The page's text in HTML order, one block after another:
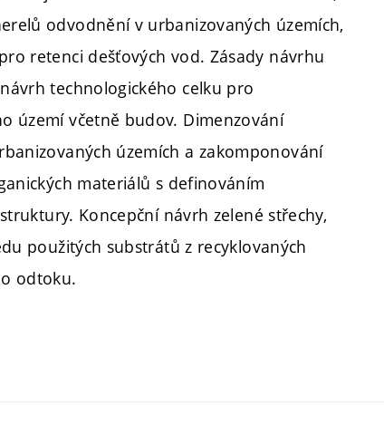
odvodnění v urbanizovaných územích,
retenci dešťových vod. Zásady návrhu
technologického celku pro
území včetně budov. Dimenzování
územích a zakomponování
materiálů s definováním
Koncepční návrh zelené střechy,
použitých substrátů z recyklovaných
odtoku.